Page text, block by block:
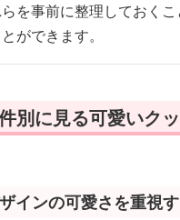
を事前に整理しておく
ができます。
別に見る可愛いク
インの可愛さを重視